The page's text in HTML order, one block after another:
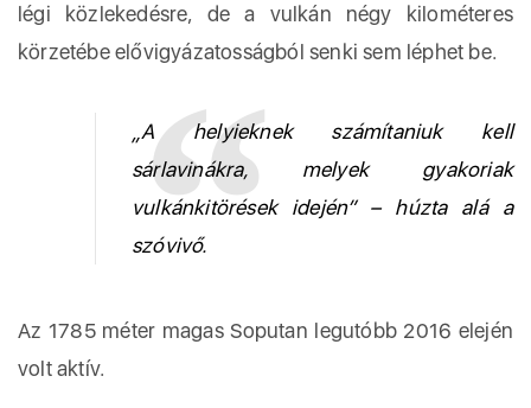
légi közlekedésre, de a vulkán négy kilométeres
körzetébe elővigyázatosságból senki sem léphet be.
„A helyieknek számítaniuk kell
sárlavinákra, melyek gyakoriak
vulkánkitörések idején” – húzta alá a
szóvivő.
Az 1785 méter magas Soputan legutóbb 2016 elején
volt aktív.